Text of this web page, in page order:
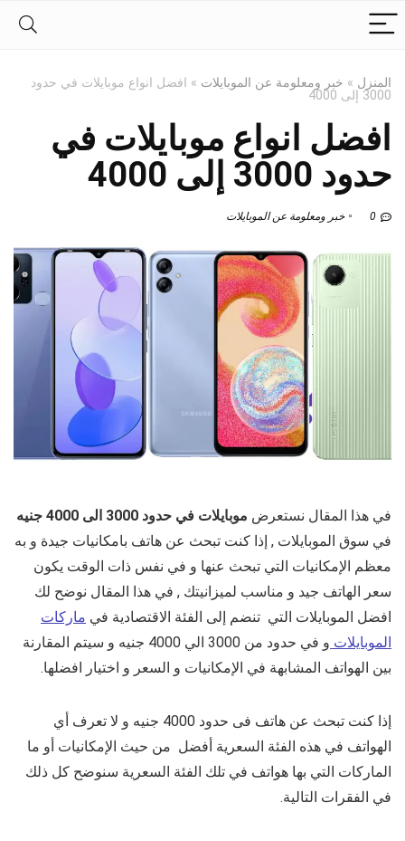
المنزل » خبر ومعلومة عن الموبايلات » افضل انواع موبايلات في حدود
3000 إلى 4000
افضل انواع موبايلات في
حدود 3000 إلى 4000
0 خبر ومعلومة عن الموبايلات
في هذا المقال نستعرض موبايلات في حدود 3000 الى 4000 جنيه
في سوق الموبايلات , إذا كنت تبحث عن هاتف بامكانيات جيدة و به
معظم الإمكانيات التي تبحث عنها و في نفس ذات الوقت يكون
سعر الهاتف جيد و مناسب لميزانيتك , في هذا المقال نوضح لك
افضل الموبايلات التي تنضم إلى الفئة الاقتصادية في ماركات
الموبايلات
و في حدود من 3000 الي 4000 جنيه و سيتم المقارنة
بين الهواتف المشابهة في الإمكانيات و السعر و اختيار افضلها.
إذا كنت تبحث عن هاتف فى حدود 4000 جنيه و لا تعرف أي
الهواتف في هذه الفئة السعرية أفضل من حيث الإمكانيات أو ما
الماركات التي بها هواتف في تلك الفئة السعرية سنوضح كل ذلك
في الفقرات التالية.